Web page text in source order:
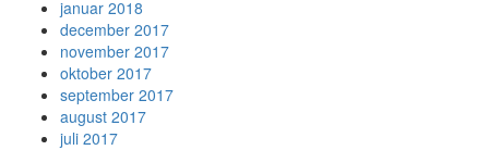
januar 2018
december 2017
november 2017
oktober 2017
september 2017
august 2017
juli 2017